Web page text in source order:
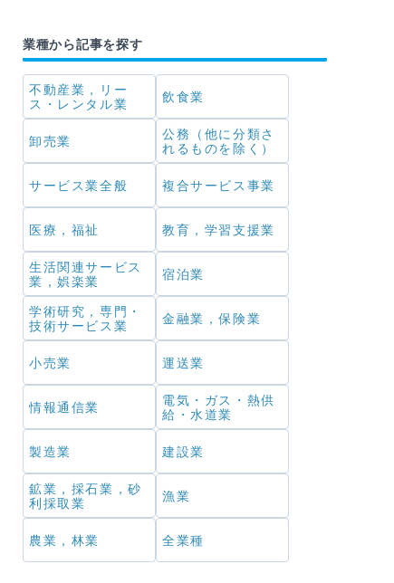
業種から記事を探す
不動産業，リー
ス・レンタル業
飲食業
卸売業
公務（他に分類さ
れるものを除く）
サービス業全般 複合サービス事業
医療，福祉 教育，学習支援業
生活関連サービス
業，娯楽業
宿泊業
学術研究，専門・
技術サービス業
金融業，保険業
小売業 運送業
情報通信業
電気・ガス・熱供
給・水道業
製造業 建設業
鉱業，採石業，砂
利採取業
漁業
農業，林業 全業種